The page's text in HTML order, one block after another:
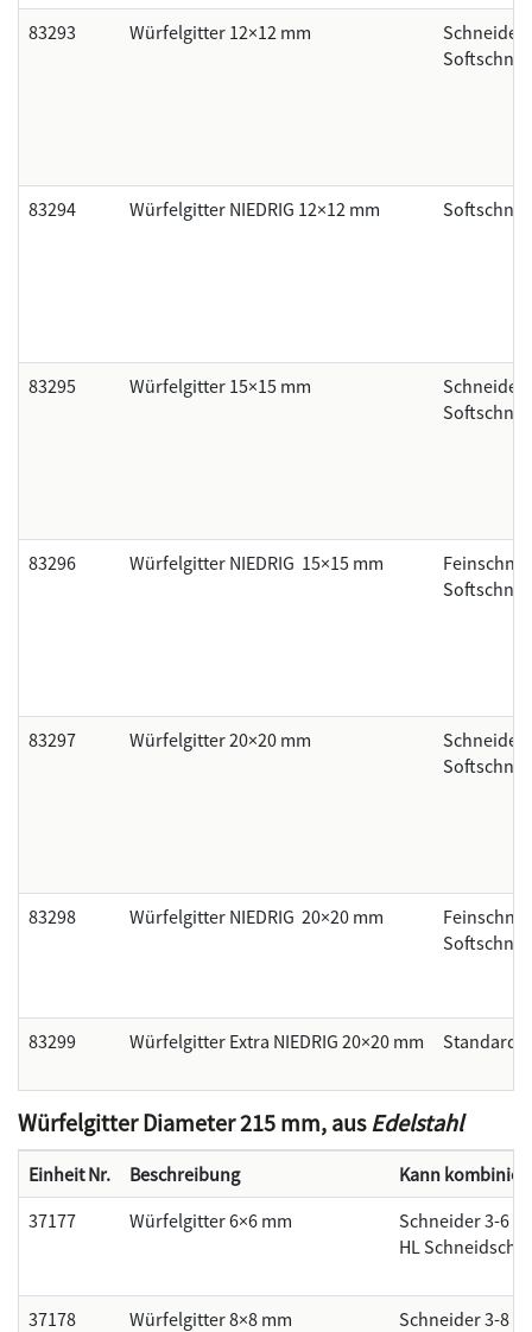
83293 Würfelgitter 12×12 mm
Schneider
83294 Würfelgitter NIEDRIG 12×12 mm
83295 Würfelgitter 15×15 mm
Schneider
83296 Würfelgitter NIEDRIG 15×15 mm
83297 Würfelgitter 20×20 mm
Schneider
83298 Würfelgitter NIEDRIG 20×20 mm
83299 Würfelgitter Extra NIEDRIG 20×20 mm
Würfelgitter Diameter 215 mm, ausEdelstahl
Einheit Nr. Beschreibung
Kann
37177
Würfelgitter 6×6 mm
Schneider 3-6
HL
37178 Würfelgitter 8×8 mm
Schneider 3-8